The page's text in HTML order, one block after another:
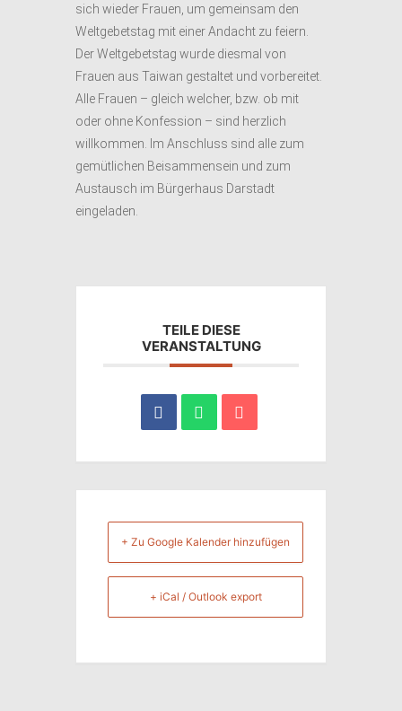
sich wieder Frauen, um gemeinsam den
Weltgebetstag mit einer Andacht zu feiern.
Der Weltgebetstag wurde diesmal von
Frauen aus Taiwan gestaltet und vorbereitet.
Alle Frauen – gleich welcher, bzw. ob mit
oder ohne Konfession – sind herzlich
willkommen. Im Anschluss sind alle zum
gemütlichen Beisammensein und zum
Austausch im Bürgerhaus Darstadt
eingeladen.
TEILE DIESE
VERANSTALTUNG
+ Zu Google Kalender hinzufügen
+ iCal / Outlook export